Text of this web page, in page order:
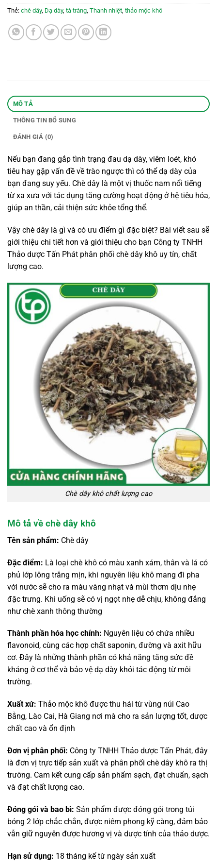
Thẻ: chè dây, Dạ dày, tá tràng, Thanh nhiệt, thảo mộc khô
MÔ TẢ
THÔNG TIN BỔ SUNG
ĐÁNH GIÁ (0)
Nếu bạn đang gắp tình trạng đau dạ dày, viêm loét, khó
tiêu hay gặp vấn đề về trào ngược thì có thể dạ dày của
bạn đang suy yếu. Chè dây là một vị thuốc nam nổi tiếng
từ xa xưa với tác dụng tăng cường hoạt động ở hệ tiêu hóa,
giúp an thần, cải thiện sức khỏe tổng thể.
Vậy chè dây là gì và có ưu điểm gì đặc biệt? Bài viết sau sẽ
giới thiệu chi tiết hơn và giới thiệu cho bạn Công ty TNHH
Thảo dược Tấn Phát phân phối chè dây khô uy tín, chất
lượng cao.
Chè dây khô chất lượng cao
Mô tả về chè dây khô
Tên sản phẩm: Chè dây
Đặc điểm: Là loại chè khô có màu xanh xám, thân và lá có
phủ lớp lông trắng mịn, khi nguyên liệu khô mang đi pha
với nước sẽ cho ra màu vàng nhạt và mùi thơm dịu nhẹ
đặc trưng. Khi uống sẽ có vị ngọt nhẹ dễ chịu, không đắng
như chè xanh thông thường
Thành phần hóa học chính: Nguyên liệu có chứa nhiều
flavonoid, cùng các hợp chất saponin, đường và axit hữu
cơ. Đây là những thành phần có khả năng tăng sức đề
kháng ở cơ thể và bảo vệ dạ dày khỏi tác động từ môi
trường.
Xuất xứ: Thảo mộc khô được thu hái từ vùng núi Cao
Bằng, Lào Cai, Hà Giang nơi mà cho ra sản lượng tốt, dược
chất cao và ổn định
Đơn vị phân phối: Công ty TNHH Thảo dược Tấn Phát, đây
là đơn vị trực tiếp sản xuất và phân phối chè dây khô ra thị
trường. Cam kết cung cấp sản phẩm sạch, đạt chuẩn, sạch
và đạt chất lượng cao.
Đóng gói và bao bì: Sản phẩm được đóng gói trong túi
bóng 2 lớp chắc chắn, được niêm phong kỹ càng, đảm bảo
vẫn giữ nguyên được hương vị và dược tính của thảo dược.
Hạn sử dụng: 18 tháng kể từ ngày sản xuất